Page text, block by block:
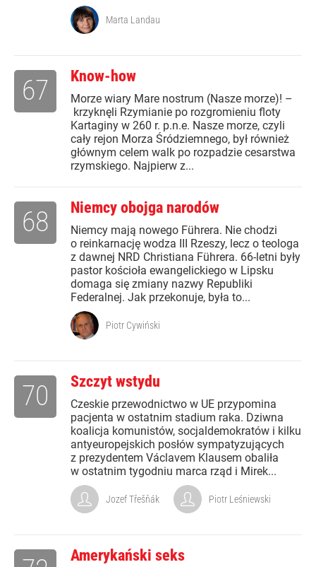
Marta Landau
Know-how
Morze wiary Mare nostrum (Nasze morze)! –
krzyknęli Rzymianie po rozgromieniu floty
Kartaginy w 260 r. p.n.e. Nasze morze, czyli
cały rejon Morza Śródziemnego, był również
głównym celem walk po rozpadzie cesarstwa
rzymskiego. Najpierw z...
67
Niemcy obojga narodów
Niemcy mają nowego Führera. Nie chodzi
o reinkarnację wodza III Rzeszy, lecz o teologa
z dawnej NRD Christiana Führera. 66-letni były
pastor kościoła ewangelickiego w Lipsku
domaga się zmiany nazwy Republiki
Federalnej. Jak przekonuje, była to...
68
Piotr Cywiński
Szczyt wstydu
Czeskie przewodnictwo w UE przypomina
pacjenta w ostatnim stadium raka. Dziwna
koalicja komunistów, socjaldemokratów i kilku
antyeuropejskich posłów sympatyzujących
z prezydentem Václavem Klausem obaliła
w ostatnim tygodniu marca rząd i Mirek...
70
Jozef Třešňák Piotr Leśniewski
Amerykański seks